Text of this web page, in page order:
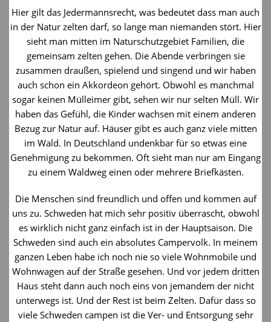
Hier gilt das Jedermannsrecht, was bedeutet dass man auch
in der Natur zelten darf, so lange man niemanden stört. Hier
sieht man mitten im Naturschutzgebiet Familien, die
gemeinsam zelten gehen. Die Abende verbringen sie
zusammen draußen, spielend und singend und wir haben
auch schon ein Akkordeon gehört. Obwohl es manchmal
sogar keinen Mülleimer gibt, sehen wir nur selten Müll. Wir
haben das Gefühl, die Kinder wachsen mit einem anderen
Bezug zur Natur auf. Häuser gibt es auch ganz viele mitten
im Wald. In Deutschland undenkbar für so etwas eine
Genehmigung zu bekommen. Oft sieht man nur am Eingang
zu einem Waldweg einen oder mehrere Briefkästen.
Die Menschen sind freundlich und offen und kommen auf
uns zu. Schweden hat mich sehr positiv überrascht, obwohl
es wirklich nicht ganz einfach ist in der Hauptsaison. Die
Schweden sind auch ein absolutes Campervolk. In meinem
ganzen Leben habe ich noch nie so viele Wohnmobile und
Wohnwagen auf der Straße gesehen. Und vor jedem dritten
Haus steht dann auch noch eins von jemandem der nicht
unterwegs ist. Und der Rest ist beim Zelten. Dafür dass so
viele Schweden campen ist die Ver- und Entsorgung sehr